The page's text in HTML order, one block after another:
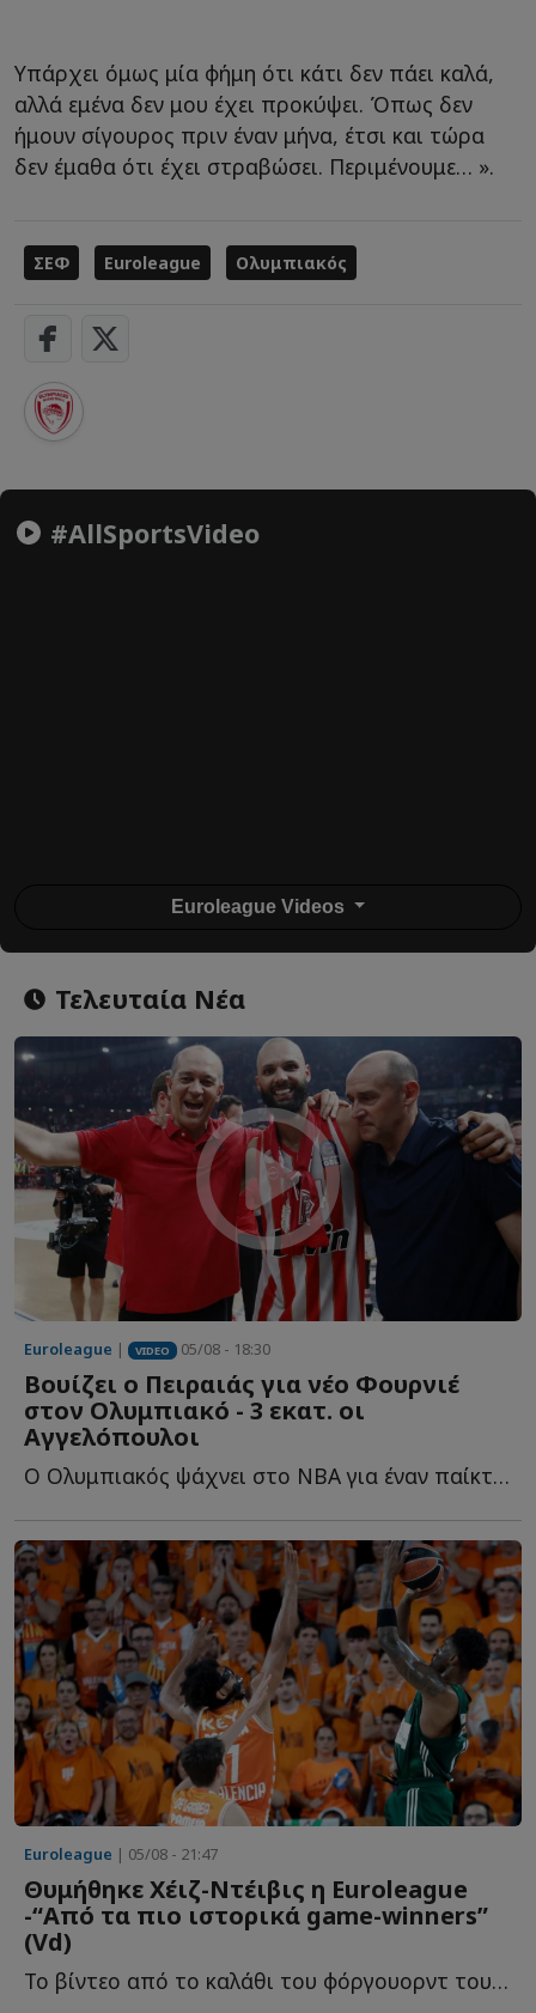
Υπάρχει όμως μία φήμη ότι κάτι δεν πάει καλά,
αλλά εμένα δεν μου έχει προκύψει. Όπως δεν
ήμουν σίγουρος πριν έναν μήνα, έτσι και τώρα
δεν έμαθα ότι έχει στραβώσει. Περιμένουμε… ».
ΣΕΦ Euroleague Ολυμπιακός
#AllSportsVideo
Euroleague Videos
Τελευταία Νέα
Euroleague | VIDEO 05/08 - 18:30
Βουίζει ο Πειραιάς για νέο Φουρνιέ
στον Ολυμπιακό - 3 εκατ. οι
Αγγελόπουλοι
Ο Ολυμπιακός ψάχνει στο NBA για έναν παίκτη που θα... κουμπώσει σ...
Euroleague | 05/08 - 21:47
Θυμήθηκε Χέιζ-Ντέιβις η Euroleague
-“Από τα πιο ιστορικά game-winners”
(Vd)
To βίντεο από το καλάθι του φόργουορντ του Παναθηναϊκού, π...